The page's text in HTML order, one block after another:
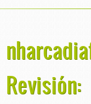
Revisión: